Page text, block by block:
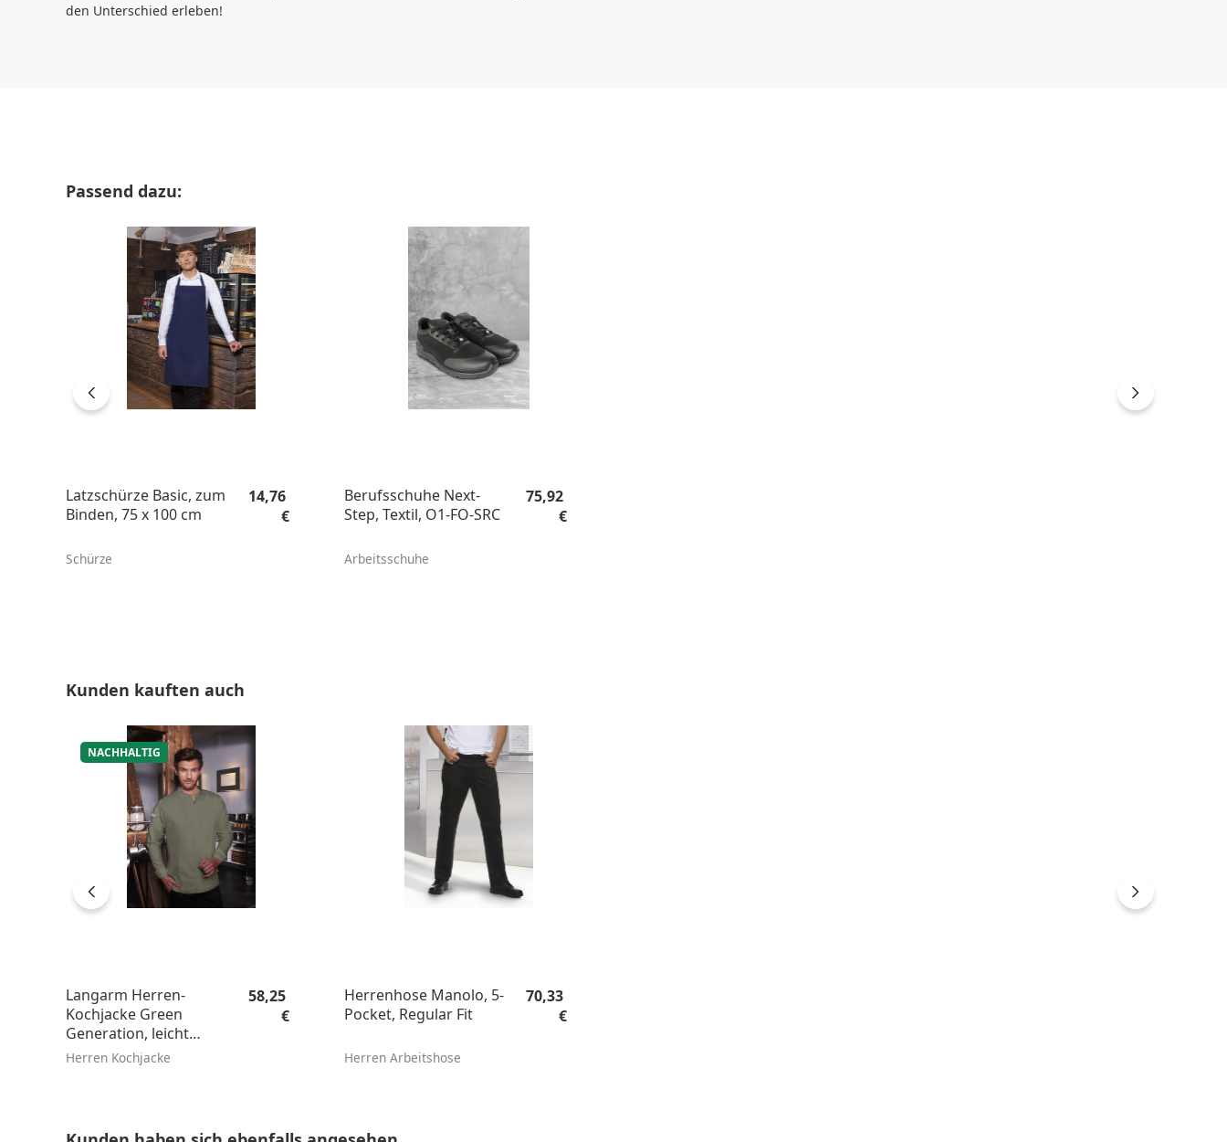
den Unterschied erleben!
Produktgalerie überspringen
Passend dazu:
Latzschürze Basic, zum
Binden, 75 x 100 cm
Schürze
Regulärer Preis:
14,76
€
Berufsschuhe Next-
Step, Textil, O1-FO-SRC
Arbeitsschuhe
Regulärer Preis:
75,92
€
Produktgalerie überspringen
Kunden kauften auch
NACHHALTIG
Langarm Herren-
Kochjacke Green
Generation, leicht
tailliert
Herren Kochjacke
Regulärer Preis:
58,25
€
Herrenhose Manolo, 5-
Pocket, Regular Fit
Herren Arbeitshose
Regulärer Preis:
70,33
€
Produktgalerie überspringen